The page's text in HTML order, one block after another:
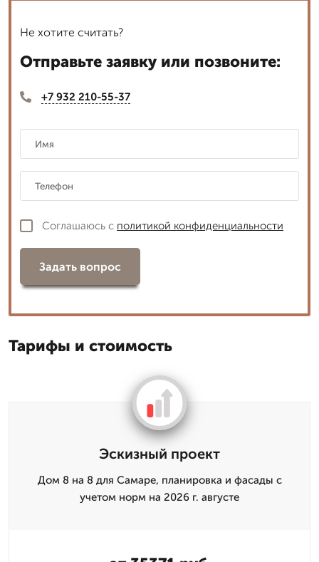
Не хотите считать?
Отправьте заявку или позвоните:
+7 932 210-55-37
Соглашаюсь с политикой конфиденциальности
Задать вопрос
Тарифы и стоимость
Эскизный проект
Дом 8 на 8 для Самаре, планировка и фасады с
учетом норм на 2026 г. августе